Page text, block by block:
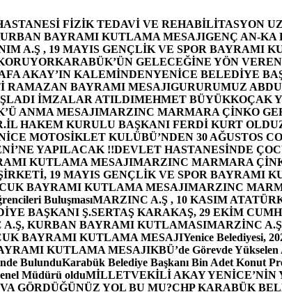
FİZİK TEDAVİ VE REHABİLİTASYON
BAYRAMI KUTLAMA MESAJIGENÇ AN-
A.Ş , 19 MAYIS GENÇLİK VE SPOR BAYRAMI
KARABÜK’ÜN GELECEĞİNE YÖN
AKAY’IN KALEMİNDENYENİCE BELEDİYE
RAMAZAN BAYRAMI MESAJIGURURUMUZ
İMZALAR ATILDIMEHMET BÜYÜKKOÇAK
ANMA MESAJIMARZINC MARMARA ÇİNKO
İL HAKEM KURULU BAŞKANI FERDİ KURT OLDU
MOTOSİKLET KULÜBÜ’NDEN 30 AĞUSTOS
YAPILACAK !!DEVLET HASTANESİNDE
KUTLAMA MESAJIMARZINC MARMARA
19 MAYIS GENÇLİK VE SPOR BAYRAMI
BAYRAMI KUTLAMA MESAJIMARZINC
BuluşmasıMARZINC A.Ş , 10 KASIM
BAŞKANI Ş.SERTAŞ KARAKAŞ, 29 EKİM
A.Ş, KURBAN BAYRAMI KUTLAMASIMARZİNC
BAYRAMI KUTLAMA MESAJIYenice Belediyesi,
KUTLAMA MESAJIKBÜ’de Görevde
BulunduKarabük Belediye Başkanı Bin Adet Konut
Müdürü olduMİLLETVEKİLİ AKAY YENİCE’NİN
GÖRDÜĞÜNÜZ YOL BU MU?CHP KARABÜK